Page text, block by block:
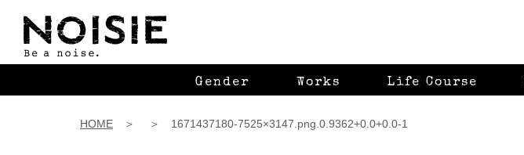
Gender Works Life Course
HOME ＞ ＞ 1671437180-7525×3147.png.0.9362+0.0+0.0-1